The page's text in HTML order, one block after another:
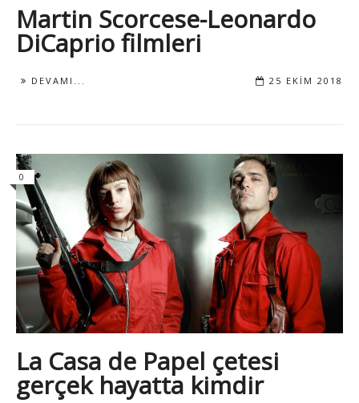
Martin Scorcese-Leonardo
DiCaprio filmleri
DEVAMI... 25 EKIM 2018
0
La Casa de Papel çetesi
gerçek hayatta kimdir